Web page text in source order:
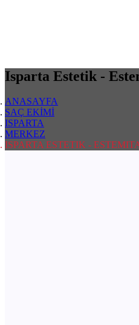
Isparta Estetik -
ANASAYFA
SAÇ EKİMİ
ISPARTA
MERKEZ
ISPARTA ESTETIK -